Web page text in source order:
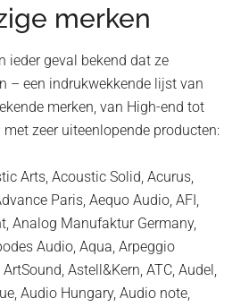
merken
ieder geval bekend dat ze
– een indrukwekkende lijst van
merken, van High-end tot
zeer uiteenlopende producten:
Arts, Acoustic Solid, Acurus,
Paris, Aequo Audio, AFI,
Analog Manufaktur Germany,
Audio, Aqua, Arpeggio
Astell&Kern, ATC, Audel,
Audio Hungary, Audio note,